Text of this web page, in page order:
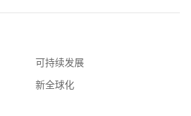
可持续发展
新全球化